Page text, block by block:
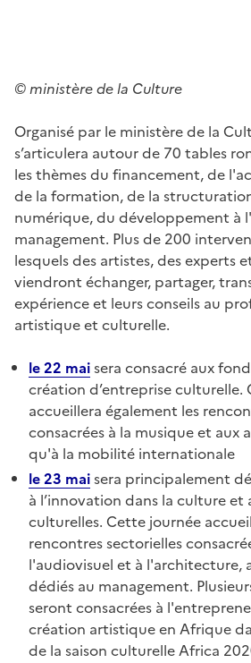
© ministère de la Culture
Organisé par le ministère de la
s’articulera autour de 70 tables
les thèmes du financement, de
de la formation, de la
numérique, du développement à
management. Plus de 200
lesquels des artistes, des experts
viendront échanger, partager,
expérience et leurs conseils au
artistique et culturelle.
le 22 maisera consacré aux
création d’entreprise culturelle.
accueillera également les
consacrées à la musique et aux
qu'à la mobilité internationale
le 23 maisera principalement
à l’innovation dans la culture et
culturelles. Cette journée
rencontres sectorielles
l'audiovisuel et à l'architecture,
dédiés au management.
seront consacrées à
création artistique en Afrique
de la saison culturelle Africa